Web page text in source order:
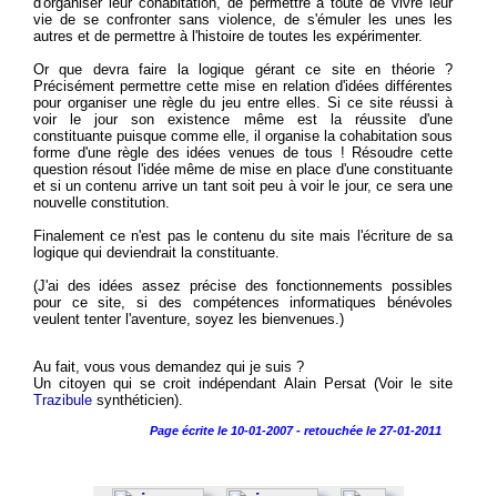
vie de se confronter sans violence, de s'émuler les unes les
autres et de permettre à l'histoire de toutes les expérimenter.
Or que devra faire la logique gérant ce site en théorie ?
Précisément permettre cette mise en relation d'idées différentes
pour organiser une règle du jeu entre elles. Si ce site réussi à
voir le jour son existence même est la réussite d'une
constituante puisque comme elle, il organise la cohabitation sous
forme d'une règle des idées venues de tous ! Résoudre cette
question résout l'idée même de mise en place d'une constituante
et si un contenu arrive un tant soit peu à voir le jour, ce sera une
nouvelle constitution.
Finalement ce n'est pas le contenu du site mais l'écriture de sa
logique qui deviendrait la constituante.
(J'ai des idées assez précise des fonctionnements possibles
pour ce site, si des compétences informatiques bénévoles
veulent tenter l'aventure, soyez les bienvenues.)
Au fait, vous vous demandez qui je suis ?
Un citoyen qui se croit indépendant Alain Persat (Voir le site
Trazibule synthéticien).
Page écrite le 10-01-2007 - retouchée le 27-01-2011